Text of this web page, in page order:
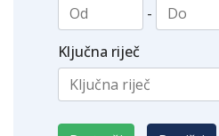
-
Ključna riječ